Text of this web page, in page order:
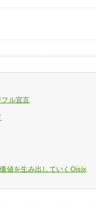
ル宣言
値を生み出していくOisix